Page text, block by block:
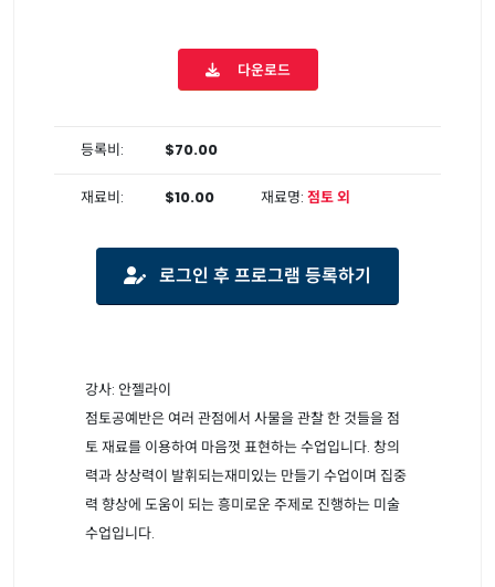
다운로드
등록비: $70.00
재료비: $10.00 재료명: 점토 외
로그인 후 프로그램 등록하기
강사: 안젤라이
점토공예반은 여러 관점에서 사물을 관찰 한 것들을 점
토 재료를 이용하여 마음껏 표현하는 수업입니다. 창의
력과 상상력이 발휘되는재미있는 만들기 수업이며 집중
력 향상에 도움이 되는 흥미로운 주제로 진행하는 미술
수업입니다.